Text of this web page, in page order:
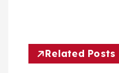
Related Posts